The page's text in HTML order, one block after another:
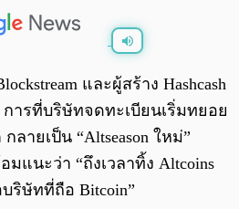
0:00
และผู้สร้าง Hashcash
ารที่บริษัทจดทะเบียนเริ่มทยอย
ลายเป็น “Altseason ใหม่”
มแนะว่า “ถึงเวลาทิ้ง Altcoins
ริษัทที่ถือ Bitcoin”